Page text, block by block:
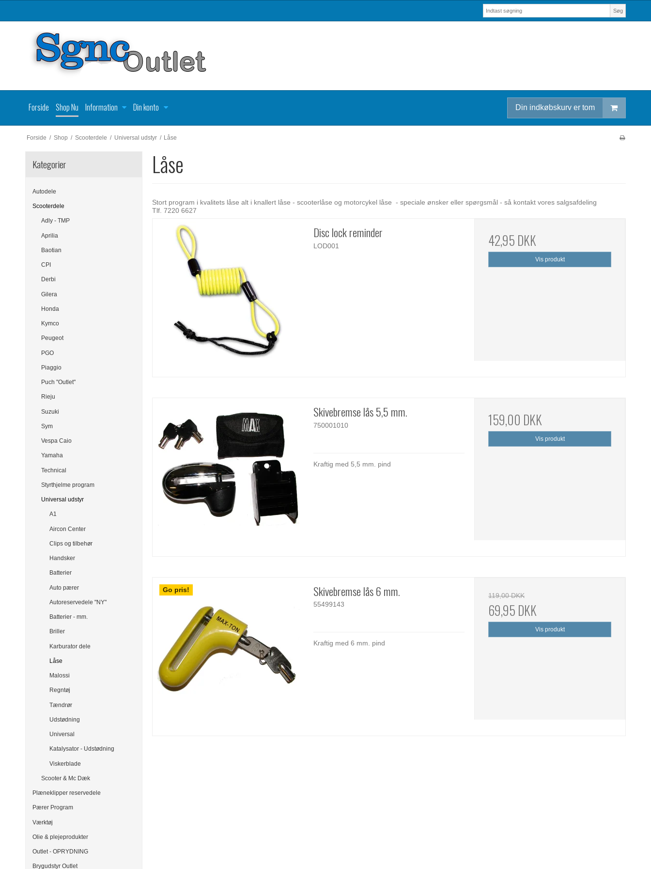
Søg
Forside Shop Nu Information Din konto Din indkøbskurv er tom
Forside / Shop / Scooterdele / Universal udstyr / Låse
Kategorier
Autodele
Scooterdele
Adly - TMP
Aprilia
Baotian
CPI
Derbi
Gilera
Honda
Kymco
Peugeot
PGO
Piaggio
Puch "Outlet"
Rieju
Suzuki
Sym
Vespa Caio
Yamaha
Technical
Styrthjelme program
Universal udstyr
A1
Aircon Center
Clips og tilbehør
Handsker
Batterier
Auto pærer
Autoreservedele "NY"
Batterier - mm.
Briller
Karburator dele
Låse
Malossi
Regntøj
Tændrør
Udstødning
Universal
Katalysator - Udstødning
Viskerblade
Scooter & Mc Dæk
Plæneklipper reservedele
Pærer Program
Værktøj
Olie & plejeprodukter
Outlet - OPRYDNING
Brygudstyr Outlet
Låse
Stort program i kvalitets låse alt i knallert låse - scooterlåse og motorcykel låse - speciale ønsker eller spørgsmål - så kontakt vores salgsafdeling
Tlf. 7220 6627
Disc lock reminder
LOD001 42,95 DKK
Vis produkt
Skivebremse lås 5,5 mm.
750001010
Kraftig med 5,5 mm. pind
159,00 DKK
Vis produkt
Go pris! Skivebremse lås 6 mm.
55499143
Kraftig med 6 mm. pind
119,00 DKK
69,95 DKK
Vis produkt